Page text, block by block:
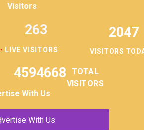
Visitors
LIVE VISITORS
263 2047
VISITORS
4594668
TOTAL
VISITORS
With Us
With Us